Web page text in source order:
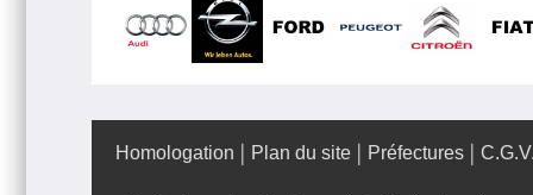
Homologation Plan du site Préfectures